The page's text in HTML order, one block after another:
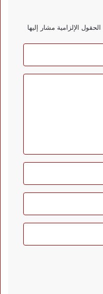
الحقول الإلزامية مشار إليها